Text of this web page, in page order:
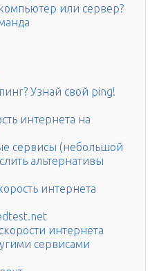
или сервер?
Узнай свой ping!
интернета на
сервисы (небольшой
альтернативы
интернета
интернета
сервисами